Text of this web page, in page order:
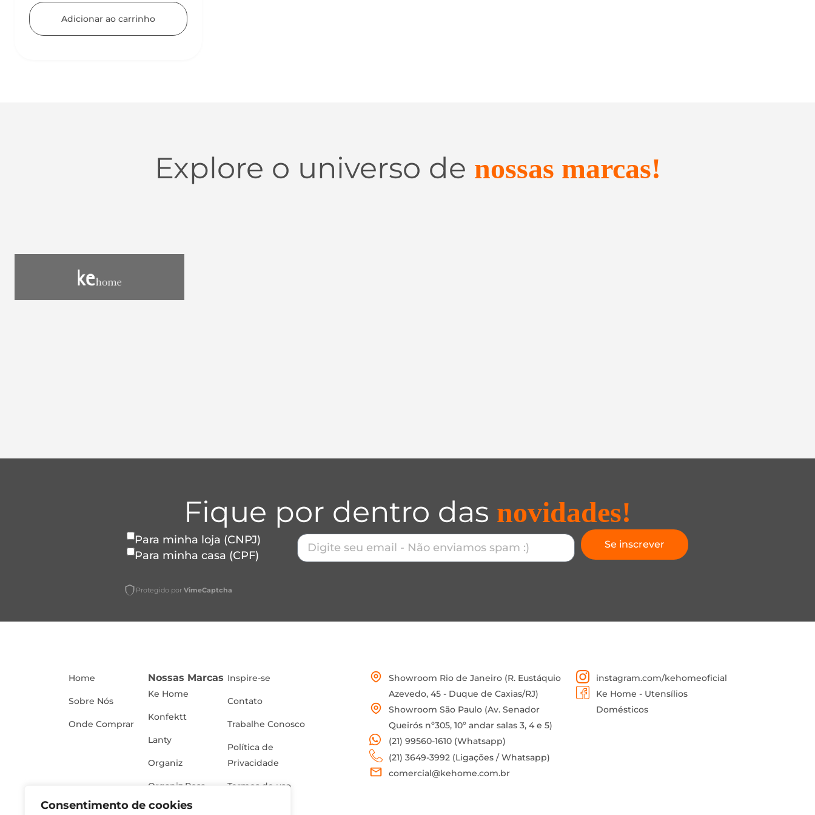
Consentimento de cookies
Adicionar ao carrinho
Explore o universo de nossas marcas!
Fique por dentro das novidades!
Para minha loja (CNPJ)
Para minha casa (CPF)
Se inscrever
Protegido por VimeCaptcha
Home
Sobre Nós
Onde Comprar
Nossas Marcas
Ke Home
Konfektt
Lanty
Organiz
Organiz Rosa
Inspire-se
Contato
Trabalhe Conosco
Política de
Privacidade
Termos de uso
Showroom Rio de Janeiro (R. Eustáquio
Azevedo, 45 - Duque de Caxias/RJ)
Showroom São Paulo (Av. Senador
Queirós nº305, 10º andar salas 3, 4 e 5)
(21) 99560-1610 (Whatsapp)
(21) 3649-3992 (Ligações / Whatsapp)
comercial@kehome.com.br
instagram.com/kehomeoficial
Ke Home - Utensílios
Domésticos